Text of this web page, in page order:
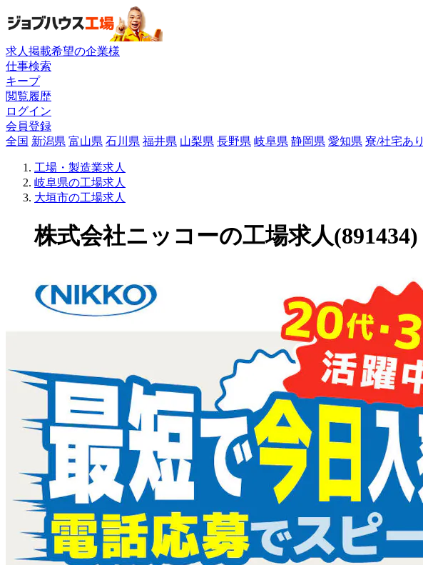
求人掲載希望の企業様
仕事検索
キープ
閲覧履歴
ログイン
会員登録
全国 新潟県 富山県 石川県 福井県 山梨県 長野県 岐阜県 静岡県 愛知県 寮/社宅あり
工場・製造業求人
岐阜県の工場求人
大垣市の工場求人
株式会社ニッコーの工場求人(891434)